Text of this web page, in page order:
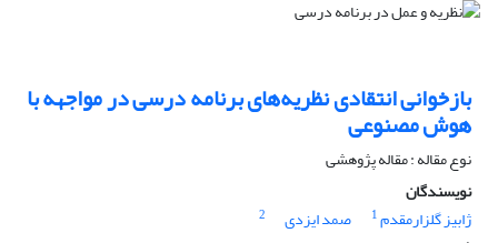
بازخوانی انتقادی نظریه‌های برنامه درسی در مواجهه با
هوش مصنوعی
نوع مقاله : مقاله پژوهشی
نویسندگان
ژابیز گلزارمقدم1 صمد ایزدی
2